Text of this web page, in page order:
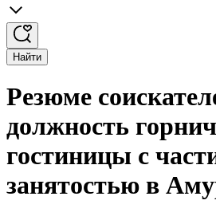
Найти
Резюме
должность
гостиницы с
занятостью в